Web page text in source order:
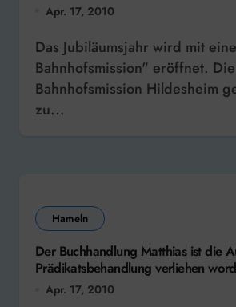
Apr. 17, 2010
Das Jubiläumsjahr wird mit einem „Tag der
Bahnhofsmission" eröffnet. Die
Bahnhofsmission Hildesheim
zu...
Hameln
Der Buchhandlung Matthias ist die
Prädikatsbehandlung verliehen
Apr. 17, 2010